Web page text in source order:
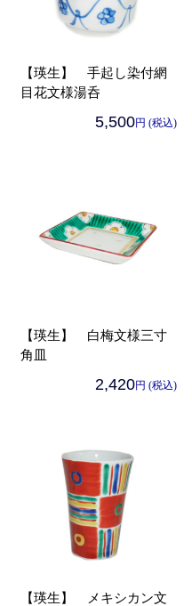
【瑛生】 手起し染付網
目花文様湯呑
5,500円 (税込)
【瑛生】 白梅文様三寸
角皿
2,420円 (税込)
【瑛生】 メキシカン文